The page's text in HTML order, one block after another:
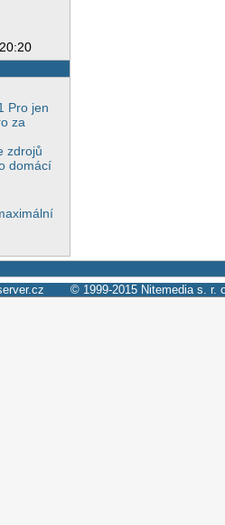
Pro jen
za
zdrojů
domácí
© 1999-2015 Nitemedia s. r.